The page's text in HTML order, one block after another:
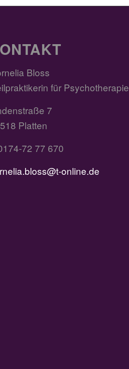
Bloss
für Psychotherapie
7
Platten
72 77 670
online.de